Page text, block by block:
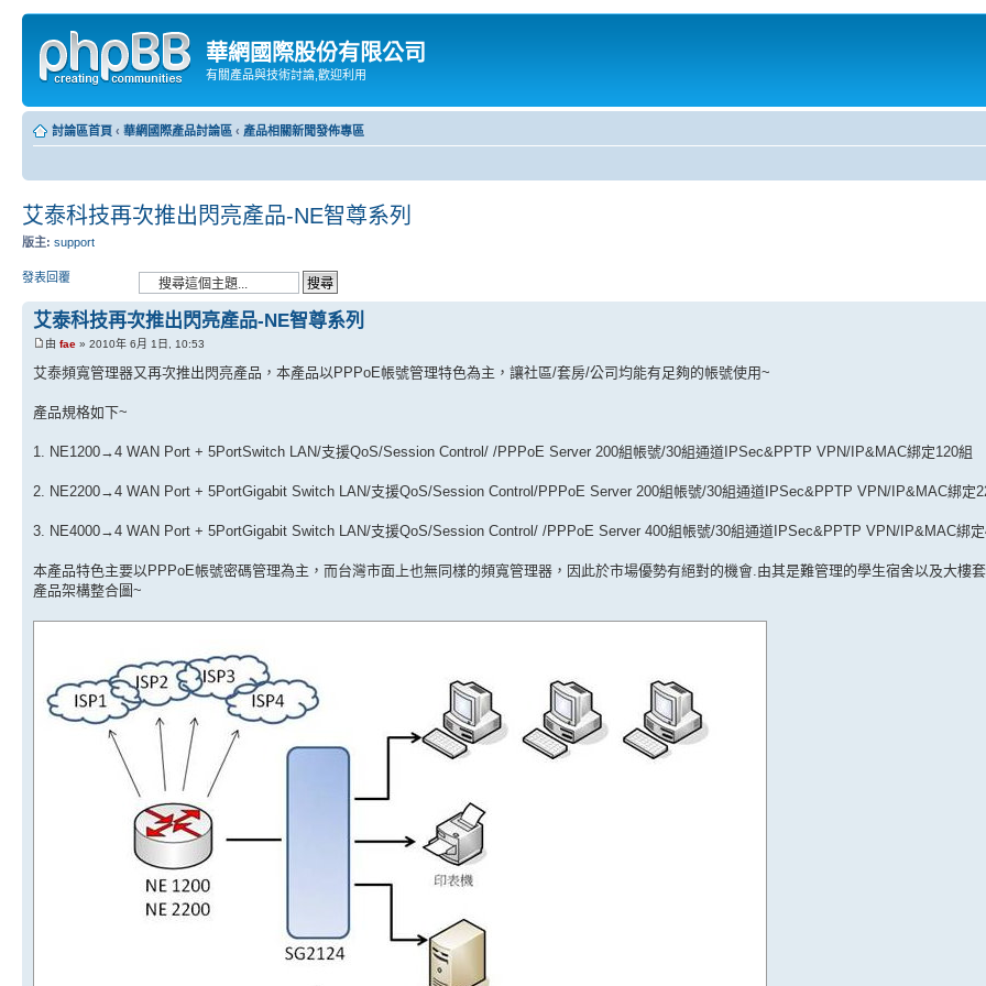
華網國際股份有限公司
有關產品與技術討論,歡迎利用
討論區首頁 ‹ 華網國際產品討論區 ‹ 產品相關新聞發佈專區
艾泰科技再次推出閃亮產品-NE智尊系列
版主: support
發表回覆
艾泰科技再次推出閃亮產品-NE智尊系列
由 fae » 2010年 6月 1日, 10:53
艾泰頻寬管理器又再次推出閃亮產品，本產品以PPPoE帳號管理特色為主，讓社區/套房/公司均能有足夠的帳號使用~
產品規格如下~
1. NE1200→4 WAN Port + 5PortSwitch LAN/支援QoS/Session Control/ /PPPoE Server 200組帳號/30組通道IPSec&PPTP VPN/IP&MAC綁定120組
2. NE2200→4 WAN Port + 5PortGigabit Switch LAN/支援QoS/Session Control/PPPoE Server 200組帳號/30組通道IPSec&PPTP VPN/IP&MAC綁定
3. NE4000→4 WAN Port + 5PortGigabit Switch LAN/支援QoS/Session Control/ /PPPoE Server 400組帳號/30組通道IPSec&PPTP VPN/IP&MAC綁定
本產品特色主要以PPPoE帳號密碼管理為主，而台灣市面上也無同樣的頻寬管理器，因此於市場優勢有絕對的機會.由其是難管理的學生宿舍以及大樓
產品架構整合圖~